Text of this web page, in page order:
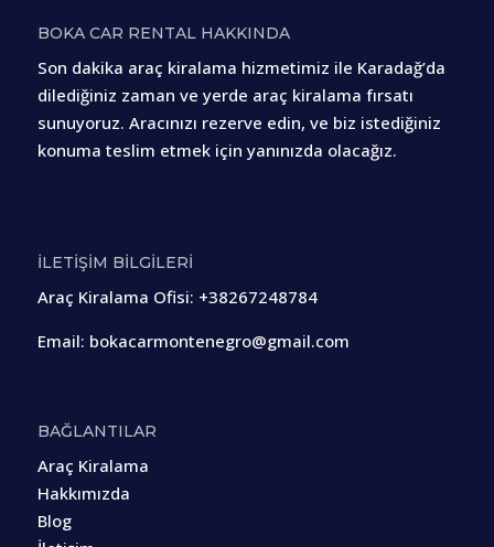
BOKA CAR RENTAL HAKKINDA
Son dakika araç kiralama hizmetimiz ile Karadağ’da
dilediğiniz zaman ve yerde araç kiralama fırsatı
sunuyoruz. Aracınızı rezerve edin, ve biz istediğiniz
konuma teslim etmek için yanınızda olacağız.
İLETİŞİM BİLGİLERİ
Araç Kiralama Ofisi: +38267248784
Email: bokacarmontenegro@gmail.com
BAĞLANTILAR
Araç Kiralama
Hakkımızda
Blog